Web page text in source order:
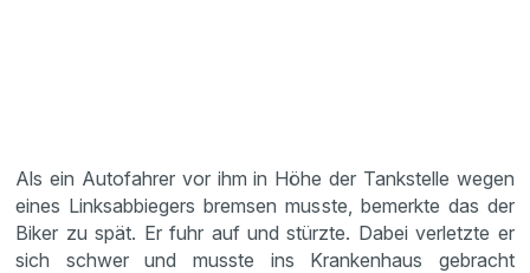
Als ein Autofahrer vor ihm in Höhe der Tankstelle wegen
eines Linksabbiegers bremsen musste, bemerkte das der
Biker zu spät. Er fuhr auf und stürzte. Dabei verletzte er
sich schwer und musste ins Krankenhaus gebracht